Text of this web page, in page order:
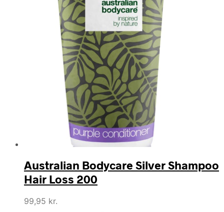
Australian Bodycare Silver Shampoo
Hair Loss 200
99,95 kr.